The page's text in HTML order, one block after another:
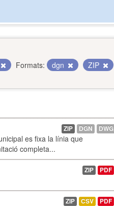
Formats: dgn
ZIP
es fixa la línia que
completa...
ZIP DGN DWG
ZIP PDF
ZIP CSV PDF